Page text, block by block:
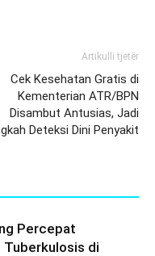
Artikulli tjetër
Cek Kesehatan Gratis di
Kementerian ATR/BPN
Disambut Antusias, Jadi
Deteksi Dini Penyakit
Percepat
Tuberkulosis di